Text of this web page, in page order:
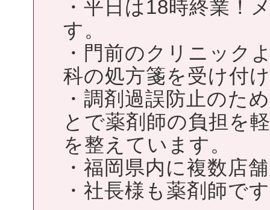
・平日は18時終業！
す。
・門前のクリニック
科の処方箋を受け付
・調剤過誤防止のた
とで薬剤師の負担を
を整えています。
・福岡県内に複数店
・社長様も薬剤師で